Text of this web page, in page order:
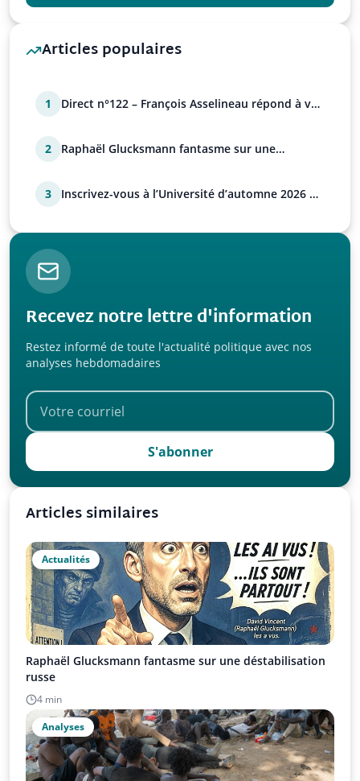
Articles populaires
1
Direct n°122 – François Asselineau répond à vos
2
Raphaël Glucksmann fantasme sur une
3
Inscrivez-vous à l’Université d’automne 2026 de
Recevez notre lettre d'information
Restez informé de toute l'actualité politique avec nos
analyses hebdomadaires
S'abonner
Articles similaires
Actualités
Raphaël Glucksmann fantasme sur une déstabilisation
russe
4 min
Analyses